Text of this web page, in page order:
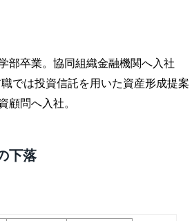
部卒業。協同組織金融機関へ入社
では投資信託を用いた資産形成提案
顧問へ入社。
下落